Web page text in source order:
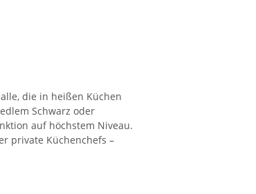
die in heißen Küchen
Schwarz oder
auf höchstem Niveau.
private Küchenchefs –